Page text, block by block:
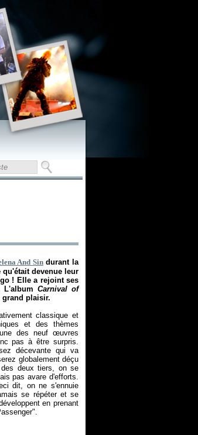
And Sindurant la
devenue leur
! Elle a rejoint ses
L'albumCarnival of
grand plaisir.
classique et
et des thèmes
des neuf œuvres
pas à être surpris.
décevante qui va
globalement déçu
deux tiers, on se
pas avare d'efforts.
dit, on ne s'ennuie
se répéter et se
en prenant